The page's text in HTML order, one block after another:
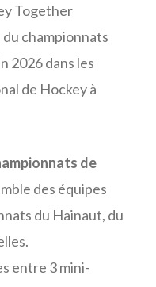
Together
championnats
2026 dans les
de Hockey à
de
des équipes
du Hainaut, du
entre 3 mini-